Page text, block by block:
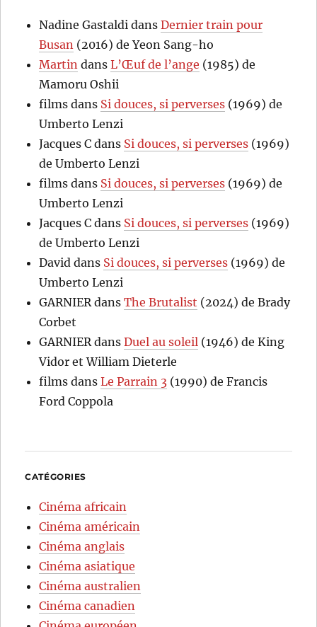
Nadine Gastaldi dansDernier train pour
Busan (2016) de Yeon Sang-ho
Martin dansL’Œuf de l’ange (1985) de
Mamoru Oshii
films dans Si douces, si perverses (1969) de
Umberto Lenzi
Jacques C dans Si douces, si perverses (1969)
de Umberto Lenzi
films dans Si douces, si perverses (1969) de
Umberto Lenzi
Jacques C dans Si douces, si perverses (1969)
de Umberto Lenzi
David dans Si douces, si perverses (1969) de
Umberto Lenzi
GARNIERdansThe Brutalist (2024) de Brady
Corbet
GARNIERdansDuel au soleil (1946) de King
Vidor et William Dieterle
films dansLe Parrain 3 (1990) de Francis
Ford Coppola
CATÉGORIES
Cinéma africain
Cinéma américain
Cinéma anglais
Cinéma asiatique
Cinéma australien
Cinéma canadien